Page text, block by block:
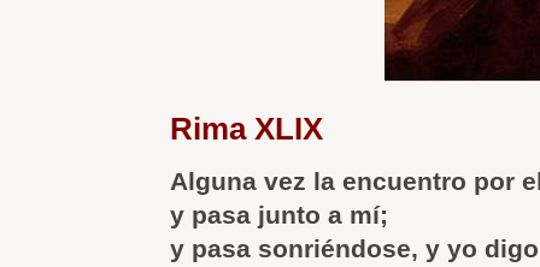
Rima XLIX
Alguna vez la encuentro por
y pasa junto a mí;
y pasa sonriéndose, y yo